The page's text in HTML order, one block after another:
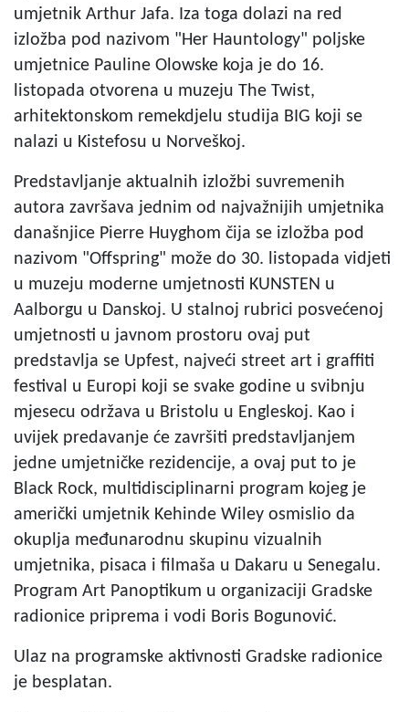
umjetnik Arthur Jafa. Iza toga dolazi na red
izložba pod nazivom "Her Hauntology" poljske
umjetnice Pauline Olowske koja je do 16.
listopada otvorena u muzeju The Twist,
arhitektonskom remekdjelu studija BIG koji se
nalazi u Kistefosu u Norveškoj.
Predstavljanje aktualnih izložbi suvremenih
autora završava jednim od najvažnijih umjetnika
današnjice Pierre Huyghom čija se izložba pod
nazivom "Offspring" može do 30. listopada vidjeti
u muzeju moderne umjetnosti KUNSTEN u
Aalborgu u Danskoj. U stalnoj rubrici posvećenoj
umjetnosti u javnom prostoru ovaj put
predstavlja se Upfest, najveći street art i graffiti
festival u Europi koji se svake godine u svibnju
mjesecu održava u Bristolu u Engleskoj. Kao i
uvijek predavanje će završiti predstavljanjem
jedne umjetničke rezidencije, a ovaj put to je
Black Rock, multidisciplinarni program kojeg je
američki umjetnik Kehinde Wiley osmislio da
okuplja međunarodnu skupinu vizualnih
umjetnika, pisaca i filmaša u Dakaru u Senegalu.
Program Art Panoptikum u organizaciji Gradske
radionice priprema i vodi Boris Bogunović.
Ulaz na programske aktivnosti Gradske radionice
je besplatan.